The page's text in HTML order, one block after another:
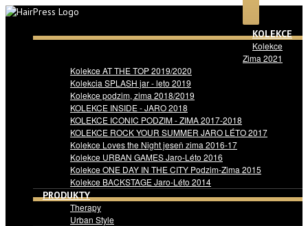
KOLEKCE
Kolekce
Zima 2021
Kolekce AT THE TOP 2019/2020
Kolekcia SPLASH jar - leto 2019
Kolekce podzim, zima 2018/2019
KOLEKCE INSIDE - JARO 2018
KOLEKCE ICONIC PODZIM - ZIMA 2017-2018
KOLEKCE ROCK YOUR SUMMER JARO LÉTO 2017
Kolekce Loves the Night jeseň zima 2016-17
Kolekce URBAN GAMES Jaro-Léto 2016
Kolekce ONE DAY IN THE CITY Podzim-Zima 2015
Kolekce BACKSTAGE Jaro-Léto 2014
PRODUKTY
Therapy
Urban Style